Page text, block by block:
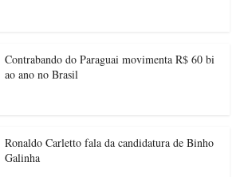
Contrabando do Paraguai movimenta R$ 60 bi
ao ano no Brasil
Ronaldo Carletto fala da candidatura de Binho
Galinha